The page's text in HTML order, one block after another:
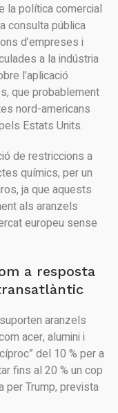
la política comercial
consulta pública
d’empreses i
a la indústria
l’aplicació
que probablement
nord-americans
Estats Units.
de restriccions a
químics, per un
ja que aquests
als aranzels
europeu sense
a resposta
aranzels
acer, alumini i
del 10 % per a
fins al 20 % un cop
per Trump, prevista